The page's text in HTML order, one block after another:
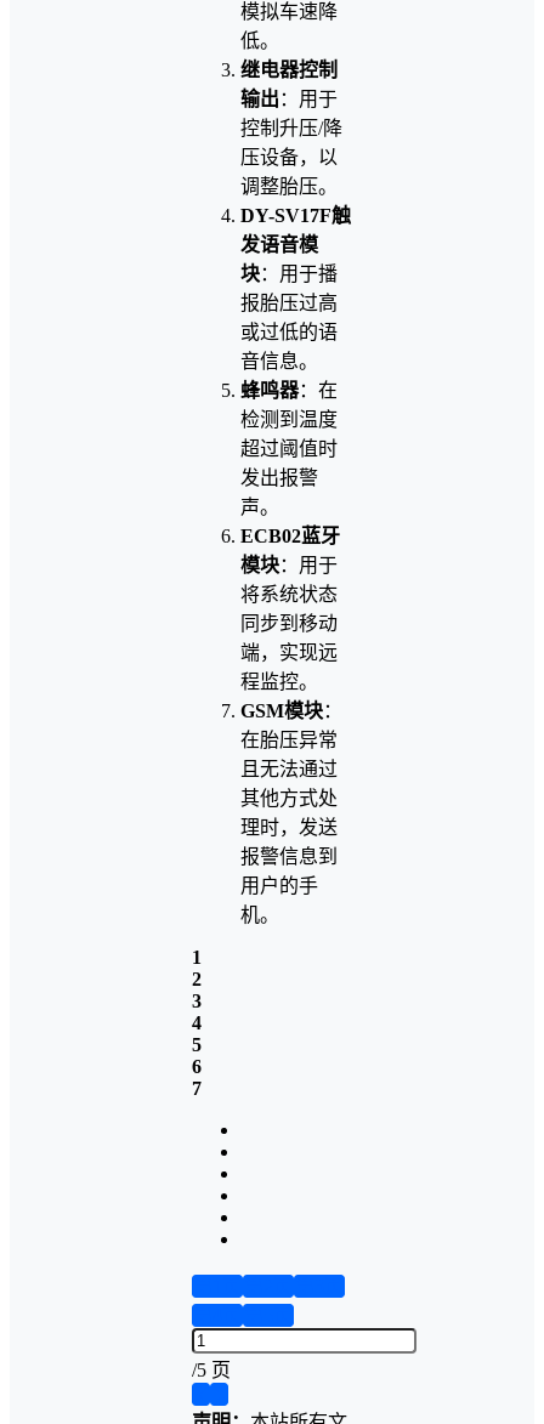
模拟车速降
低。
继电器控制
输出 ：用于
控制升压/降
压设备，以
调整胎压。
DY-SV17F触
发语音模
块：用于播
报胎压过高
或过低的语
音信息。
蜂鸣器：在
检测到温度
超过阈值时
发出报警
声。
ECB02蓝牙
模块：用于
将系统状态
同步到移动
端，实现远
程监控。
GSM模块：
在胎压异常
且无法通过
其他方式处
理时，发送
报警信息到
用户的手
机。
1
2
3
4
5
6
7
/5 页